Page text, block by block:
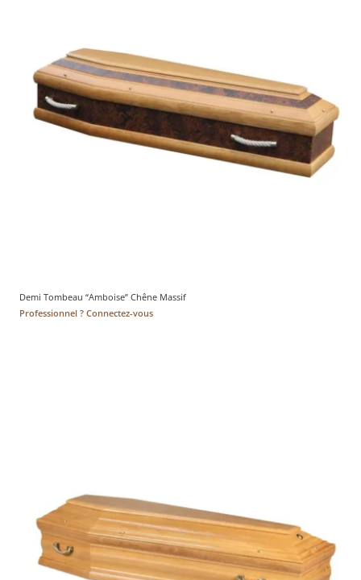
Demi Tombeau “Amboise” Chêne Massif
Professionnel ? Connectez-vous